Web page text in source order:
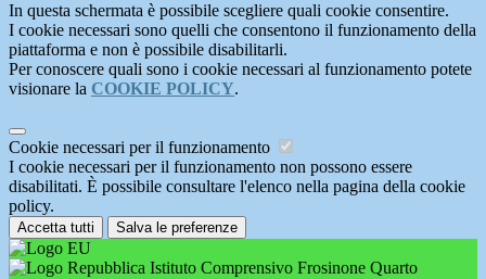
In questa schermata è possibile scegliere quali cookie consentire.
I cookie necessari sono quelli che consentono il funzionamento della
piattaforma e non è possibile disabilitarli.
Per conoscere quali sono i cookie necessari al funzionamento potete
visionare la COOKIE POLICY.
Cookie necessari per il funzionamento
I cookie necessari per il funzionamento non possono essere
disabilitati. È possibile consultare l'elenco nella pagina della cookie
policy.
Accetta tutti Salva le preferenze
Istituto Comprensivo Frosinone Quarto